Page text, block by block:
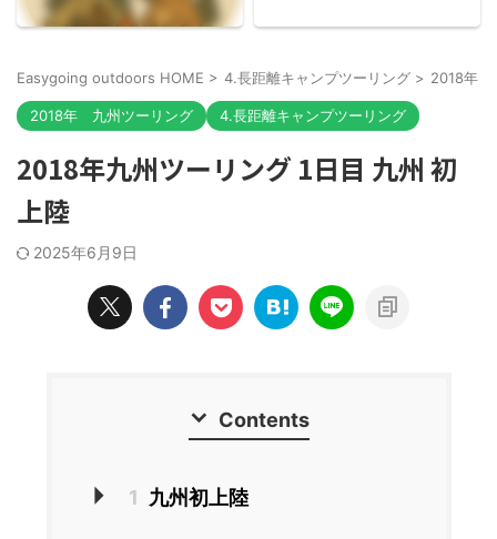
Easygoing outdoors HOME > 4.長距離キャンプツーリング > 2018年
2018年 九州ツーリング 4.長距離キャンプツーリング
2018年九州ツーリング 1日目 九州 初
上陸
2025年6月9日
Contents
1 九州初上陸